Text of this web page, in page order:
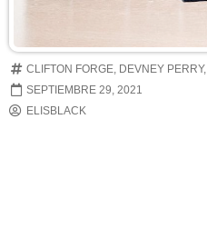
CLIFTON FORGE, DEVNEY PERRY,
SEPTIEMBRE 29, 2021
ELISBLACK